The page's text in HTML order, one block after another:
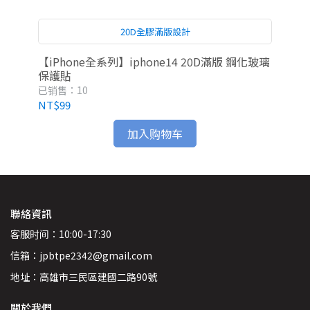
20D全膠滿版設計
【iPhone全系列】iphone14 20D滿版 鋼化玻璃
保護貼
已销售：10
NT$99
加入购物车
聯絡資訊
客服时间：10:00-17:30
信箱：jpbtpe2342@gmail.com
地址：高雄市三民區建國二路90號